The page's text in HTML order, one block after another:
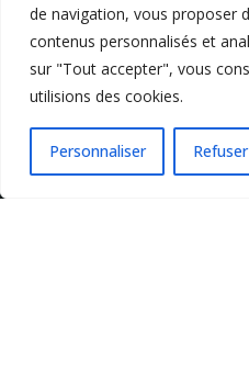
de navigation, vous proposer
contenus personnalisés et
sur "Tout accepter", vous
utilisions des cookies.
Personnaliser
Mentions légales
Copyright 2024 Apprendre-la-